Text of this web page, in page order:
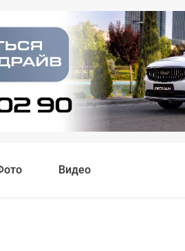
Видео